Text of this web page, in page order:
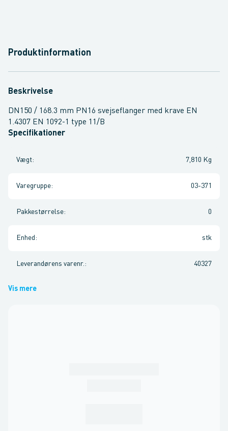
Produktinformation
Beskrivelse
DN150 / 168.3 mm PN16 svejseflanger med krave EN
1.4307 EN 1092-1 type 11/B
Specifikationer
Vægt: 7,810 Kg
Varegruppe: 03-371
Pakkestørrelse: 0
Enhed : stk
Leverandørens varenr. : 40327
Vis mere